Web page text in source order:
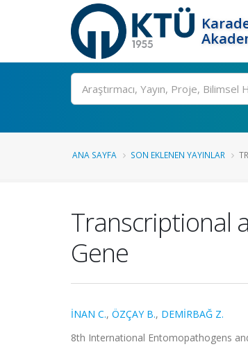
Ara
ANA SAYFA SON EKLENEN YAYINLAR
Transcriptional
Gene
İNAN C., ÖZÇAY B., DEMİRBAĞ Z.
8th International Entomopathogens